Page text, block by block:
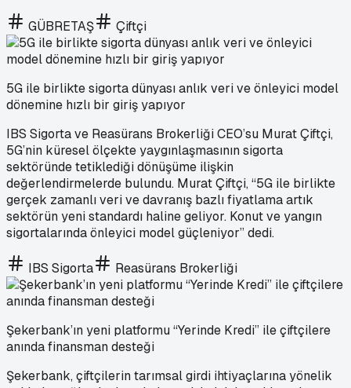
GÜBRETAŞ Çiftçi
5G ile birlikte sigorta dünyası anlık veri ve önleyici model
dönemine hızlı bir giriş yapıyor
IBS Sigorta ve Reasürans Brokerliği CEO’su Murat Çiftçi,
5G’nin küresel ölçekte yaygınlaşmasının sigorta
sektöründe tetiklediği dönüşüme ilişkin
değerlendirmelerde bulundu. Murat Çiftçi, “5G ile birlikte
gerçek zamanlı veri ve davranış bazlı fiyatlama artık
sektörün yeni standardı haline geliyor. Konut ve yangın
sigortalarında önleyici model güçleniyor” dedi.
IBS Sigorta Reasürans Brokerliği
Şekerbank’ın yeni platformu “Yerinde Kredi” ile çiftçilere
anında finansman desteği
Şekerbank, çiftçilerin tarımsal girdi ihtiyaçlarına yönelik